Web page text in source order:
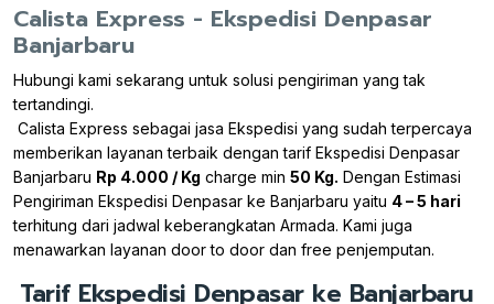
Calista Express - Ekspedisi Denpasar
Banjarbaru
Hubungi kami sekarang untuk solusi pengiriman yang tak
tertandingi.
Calista Express sebagai jasa Ekspedisi yang sudah terpercaya
memberikan layanan terbaik dengan tarif Ekspedisi Denpasar
Banjarbaru Rp 4.000 / Kg charge min 50 Kg. Dengan Estimasi
Pengiriman Ekspedisi Denpasar ke Banjarbaru yaitu 4 – 5 hari
terhitung dari jadwal keberangkatan Armada. Kami juga
menawarkan layanan door to door dan free penjemputan.
Tarif Ekspedisi Denpasar ke Banjarbaru